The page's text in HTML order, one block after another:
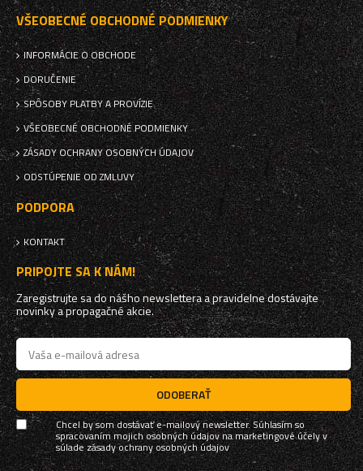
VŠEOBECNÉ OBCHODNÉ PODMIENKY
INFORMÁCIE O OBCHODE
DORUČENIE
SPÔSOBY PLATBY A PROVÍZIE
VŠEOBECNÉ OBCHODNÉ PODMIENKY
ZÁSADY OCHRANY OSOBNÝCH ÚDAJOV
ODSTÚPENIE OD ZMLUVY
PODPORA
KONTAKT
PRIPOJTE SA K NÁM!
Zaregistrujte sa do nášho newslettera a pravidelne dostávajte
novinky a propagačné akcie.
ODOBERAŤ
Chcel by som dostávať e-mailový newsletter. Súhlasím so
spracovaním mojich osobných údajov na marketingové účely v
súladezásady ochrany osobných údajov